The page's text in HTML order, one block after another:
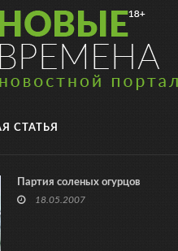
СТАТЬЯ
Партия соленых огурцов
18.05.2007